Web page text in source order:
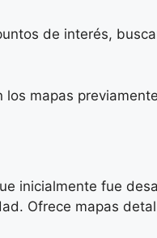
de interés,
mapas
inicialmente fue
Ofrece mapas